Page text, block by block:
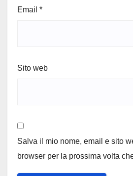
Email *
Sito web
Salva il mio nome, email e sito
browser per la prossima volta